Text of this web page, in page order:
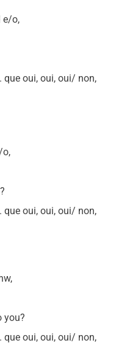
e/o,
que oui, oui, oui/ non,
o,
que oui, oui, oui/ non,
you?
que oui, oui, oui/ non,